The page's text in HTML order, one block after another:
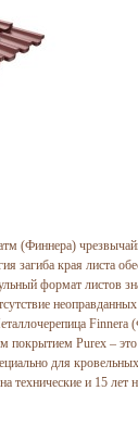
(Финнера)
загиба края листа
формат листов
Finnera
покрытием Purex – это
для
технические и 15 лет